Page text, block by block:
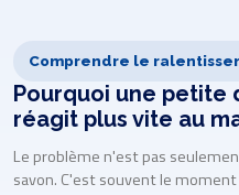
Comprendre le
Pourquoi une petite
réagit plus vite au
Le problème n'est pas
savon. C'est souvent le